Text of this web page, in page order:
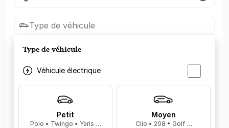
Type de véhicule
Type de véhicule
Véhicule électrique
Petit
Polo • Twingo • Yaris …
Moyen
Clio • 208 • Golf …